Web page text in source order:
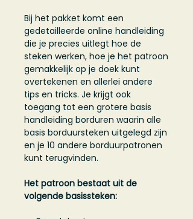
Bij het pakket komt een
gedetailleerde online handleiding
die je precies uitlegt hoe de
steken werken, hoe je het patroon
gemakkelijk op je doek kunt
overtekenen en allerlei andere
tips en tricks. Je krijgt ook
toegang tot een grotere basis
handleiding borduren waarin alle
basis borduursteken uitgelegd zijn
en je 10 andere borduurpatronen
kunt terugvinden.
Het patroon bestaat uit de
volgende basissteken: